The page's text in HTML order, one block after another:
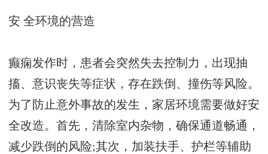
安 全环境的营造
癫痫发作时，患者会突然失去控制力，出现抽
搐、意识丧失等症状，存在跌倒、撞伤等风险。
为了防止意外事故的发生，家居环境需要做好安
全改造。首先，清除室内杂物，确保通道畅通，
减少跌倒的风险;其次，加装扶手、护栏等辅助